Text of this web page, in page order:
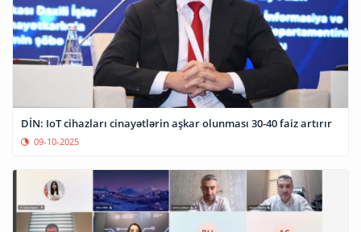
DİN: IoT cihazları cinayətlərin aşkar olunması 30-40 faiz artırır
09-10-2025